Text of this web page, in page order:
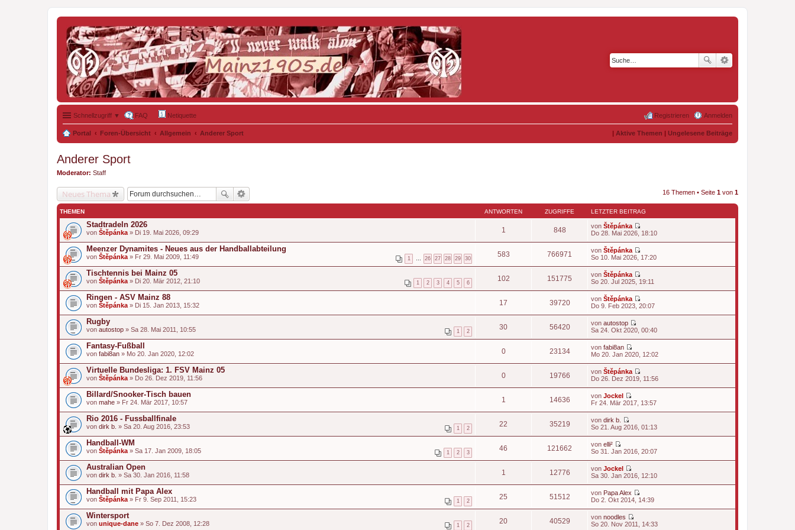
Schnellzugriff ▼ FAQ Netiquette Anmelden
Registrieren
Portal Foren-Übersicht Allgemein Anderer Sport | Aktive Themen | Ungelesene Beiträge
Anderer Sport
Moderator: Staff
Neues Thema 16 Themen • Seite 1 von 1
THEMEN ANTWORTEN ZUGRIFFE LETZTER BEITRAG
Stadtradeln 2026
von Štěpánka » Di 19. Mai 2026, 09:29 1 848 von Štěpánka
N
s
t
r
i
t
r
g
Do 28. Mai 2026, 18:10
Meenzer Dynamites - Neues aus der Handballabteilung
1 26 27 28 29 30
von Štěpánka » Fr 29. Mai 2009, 11:49 583 766971 von Štěpánka
N
s
t
r
i
t
r
g
So 10. Mai 2026, 17:20
Tischtennis bei Mainz 05
1 2 3 4 5 6
von Štěpánka » Di 20. Mär 2012, 21:10 102 151775 von Štěpánka
N
s
t
r
r
g
So 20. Jul 2025, 19:11
Ringen - ASV Mainz 88
von Štěpánka » Di 15. Jan 2013, 15:32 17 39720 von Štěpánka
N
s
t
r
g
Do 9. Feb 2023, 20:07
Rugby
1 2
von autostop » Sa 28. Mai 2011, 10:55 30 56420 von autostop
N
e
s
t
e
r
i
t
r
g
Sa 24. Okt 2020, 00:40
Fantasy-Fußball
von fabi8an » Mo 20. Jan 2020, 12:02 0 23134 von fabi8an
N
u
e
s
t
r
i
t
r
g
Mo 20. Jan 2020, 12:02
Virtuelle Bundesliga: 1. FSV Mainz 05
von Štěpánka » Do 26. Dez 2019, 11:56 0 19766 von Štěpánka
N
s
t
r
i
t
r
g
Do 26. Dez 2019, 11:56
Billard/Snooker-Tisch bauen
von mahe » Fr 24. Mär 2017, 10:57 1 14636 von Jockel
N
s
t
r
i
t
r
a
g
Fr 24. Mär 2017, 13:57
Rio 2016 - Fussballfinale
1 2
von dirk b. » Sa 20. Aug 2016, 23:53 22 35219 von dirk b.
N
s
t
e
r
i
t
r
a
g
So 21. Aug 2016, 01:13
Handball-WM
1 2 3
von Štěpánka » Sa 17. Jan 2009, 18:05 46 121662 von elli²
N
e
s
t
e
r
i
t
So 31. Jan 2016, 20:07
Australian Open
von dirk b. » Sa 30. Jan 2016, 11:58 1 12776 von Jockel
N
u
e
s
t
e
r
Sa 30. Jan 2016, 12:10
Handball mit Papa Alex
1 2
von Štěpánka » Fr 9. Sep 2011, 15:23 25 51512 von Papa Alex
N
s
Do 2. Okt 2014, 14:39
Wintersport
1 2
von unique-dane » So 7. Dez 2008, 12:28 20 40529 von noodles
N
So 20. Nov 2011, 14:33